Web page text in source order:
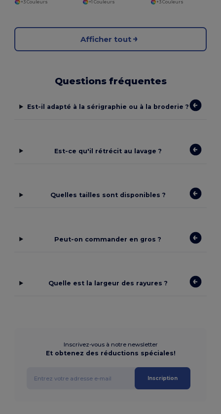
+3 Couleurs
+1 Couleurs
+3 Couleurs
Afficher tout
Questions fréquentes
Est-il adapté à la sérigraphie ou à la broderie ?
Est-ce qu'il rétrécit au lavage ?
Quelles tailles sont disponibles ?
Peut-on commander en gros ?
Quelle est la largeur des rayures ?
Inscrivez-vous à notre newsletter
Et obtenez des réductions spéciales!
Inscription